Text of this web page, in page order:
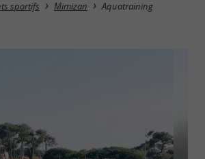
sportifs Mimizan Aquatraining